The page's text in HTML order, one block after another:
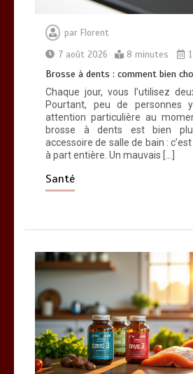
par Florent
7 août 2026
8 minutes
Brosse à dents : comment bien
Chaque jour, vous l’utilisez
Pourtant, peu de personnes
attention particulière au
brosse à dents est bien
accessoire de salle de bain :
à part entière. Un mauvais […]
Santé